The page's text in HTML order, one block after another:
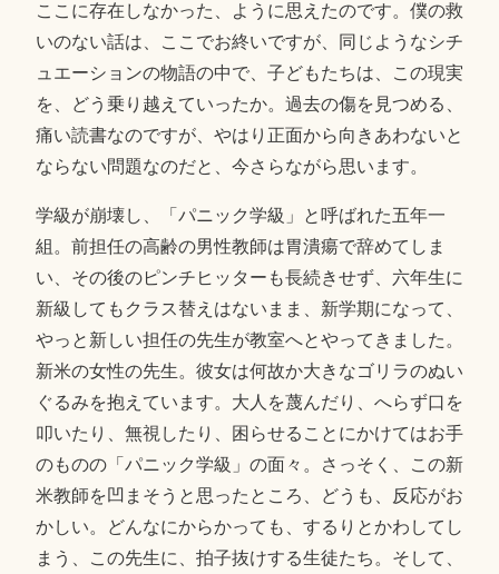
ここに存在しなかった、ように思えたのです。僕の救
いのない話は、ここでお終いですが、同じようなシチ
ュエーションの物語の中で、子どもたちは、この現実
を、どう乗り越えていったか。過去の傷を見つめる、
痛い読書なのですが、やはり正面から向きあわないと
ならない問題なのだと、今さらながら思います。
学級が崩壊し、「パニック学級」と呼ばれた五年一
組。前担任の高齢の男性教師は胃潰瘍で辞めてしま
い、その後のピンチヒッターも長続きせず、六年生に
新級してもクラス替えはないまま、新学期になって、
やっと新しい担任の先生が教室へとやってきました。
新米の女性の先生。彼女は何故か大きなゴリラのぬい
ぐるみを抱えています。大人を蔑んだり、へらず口を
叩いたり、無視したり、困らせることにかけてはお手
のものの「パニック学級」の面々。さっそく、この新
米教師を凹まそうと思ったところ、どうも、反応がお
かしい。どんなにからかっても、するりとかわしてし
まう、この先生に、拍子抜けする生徒たち。そして、